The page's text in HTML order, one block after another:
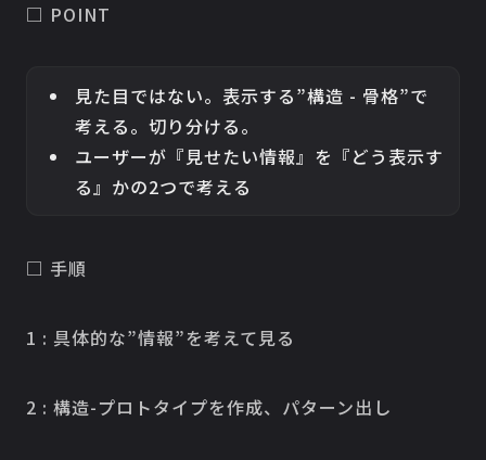
□ POINT
見た目ではない。表示する”構造 - 骨格”で
考える。切り分ける。
ユーザーが『見せたい情報』を『どう表示す
る』かの2つで考える
□ 手順
1 : 具体的な”情報”を考えて見る
2 : 構造-プロトタイプを作成、パターン出し